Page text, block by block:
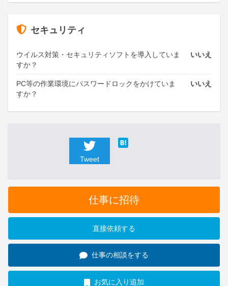
セキュリティ
ウイルス対策・セキュリティソフトを導入していま
すか？
いいえ
PC等の作業環境にパスワードロックをかけていま
すか？
いいえ
Tweet
仕事に招待
直接依頼する
仕事の相談をする
お気に入り追加